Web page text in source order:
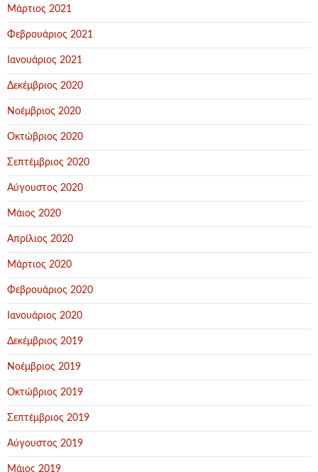
Μάρτιος 2021
Φεβρουάριος 2021
Ιανουάριος 2021
Δεκέμβριος 2020
Νοέμβριος 2020
Οκτώβριος 2020
Σεπτέμβριος 2020
Αύγουστος 2020
Μάιος 2020
Απρίλιος 2020
Μάρτιος 2020
Φεβρουάριος 2020
Ιανουάριος 2020
Δεκέμβριος 2019
Νοέμβριος 2019
Οκτώβριος 2019
Σεπτέμβριος 2019
Αύγουστος 2019
Μάιος 2019